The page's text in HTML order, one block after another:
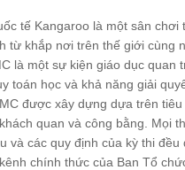
tế Kangaroo là một sân chơi
từ khắp nơi trên thế giới cùng
là một sự kiện giáo dục quan
toán học và khả năng giải
được xây dựng dựa trên tiêu
quan và công bằng. Mọi
và các quy định của kỳ thi
chính thức của Ban Tổ